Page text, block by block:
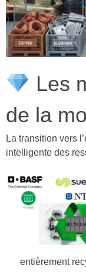
Les
de la
La transition vers
intelligente des
entièrement